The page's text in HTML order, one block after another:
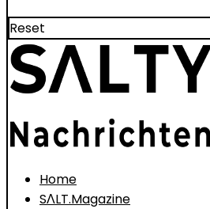
Reset
Home
SΛLT.Magazine